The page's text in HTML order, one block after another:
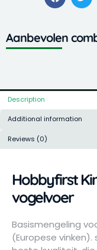
quantity
Aanbevolen
Description
Additional information
Reviews (0)
Hobbyfirst
vogelvoer
Basismengeling
(Europese